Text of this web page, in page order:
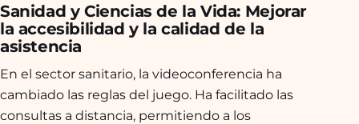
Sanidad y Ciencias de la Vida: Mejorar
la accesibilidad y la calidad de la
asistencia
En el sector sanitario, la videoconferencia ha
cambiado las reglas del juego. Ha facilitado las
consultas a distancia, permitiendo a los